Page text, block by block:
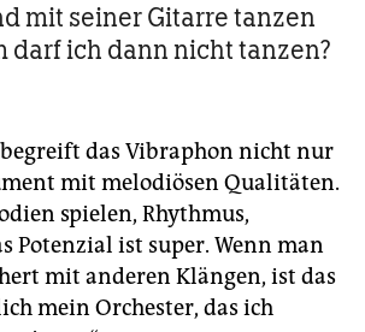
mit seiner Gitarre tanzen
darf ich dann nicht tanzen?
begreift das Vibraphon nicht nur
mit melodiösen Qualitäten.
spielen, Rhythmus,
Potenzial ist super. Wenn man
mit anderen Klängen, ist das
mein Orchester, das ich